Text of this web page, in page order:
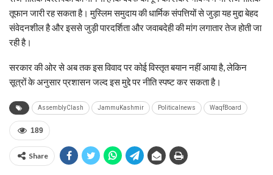
तूफान जारी रह सकता है। मुस्लिम समुदाय की धार्मिक संपत्तियों से जुड़ा यह मुद्दा बेहद
संवेदनशील है और इससे जुड़ी पारदर्शिता और जवाबदेही की मांग लगातार तेज होती जा
रही है।
सरकार की ओर से अब तक इस विवाद पर कोई विस्तृत बयान नहीं आया है, लेकिन
सूत्रों के अनुसार प्रशासन जल्द इस मुद्दे पर नीति स्पष्ट कर सकता है।
AssemblyClash JammuKashmir Politicalnews WaqfBoard
189
Share